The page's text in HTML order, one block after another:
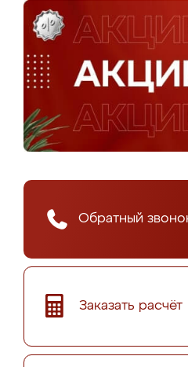
Обратный
Заказать расчёт